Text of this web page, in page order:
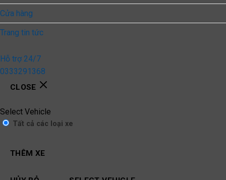
Cửa hàng
Trang tin tức
Hỗ trợ 24/7
0333291368
CLOSE
Select Vehicle
Tất cả các loại xe
THÊM XE